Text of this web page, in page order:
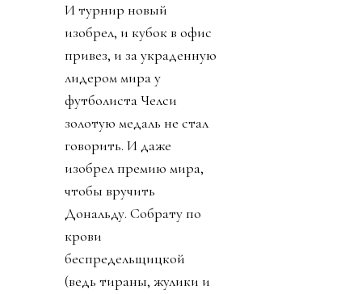
И турнир новый
изобрел, и кубок в офис
привез, и за украденную
лидером мира у
футболиста Челси
золотую медаль не стал
говорить. И даже
изобрел премию мира,
чтобы вручить
Дональду. Собрату по
крови
беспредельщицкой
(ведь тираны, жулики и